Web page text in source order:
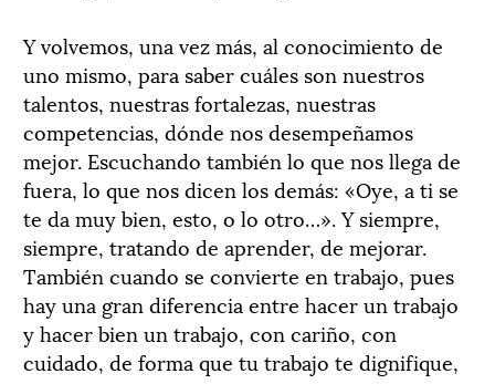
Y volvemos, una vez más, al conocimiento de
uno mismo, para saber cuáles son nuestros
talentos, nuestras fortalezas, nuestras
competencias, dónde nos desempeñamos
mejor. Escuchando también lo que nos llega de
fuera, lo que nos dicen los demás: «Oye, a ti se
te da muy bien, esto, o lo otro…». Y siempre,
siempre, tratando de aprender, de mejorar.
También cuando se convierte en trabajo, pues
hay una gran diferencia entre hacer un trabajo
y hacer bien un trabajo, con cariño, con
cuidado, de forma que tu trabajo te dignifique,